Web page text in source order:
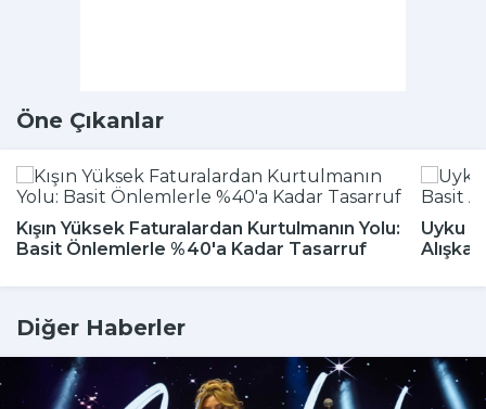
Öne Çıkanlar
Kışın Yüksek Faturalardan Kurtulmanın Yolu:
Basit Önlemlerle %40'a Kadar Tasarruf
Uyku
Diğer Haberler